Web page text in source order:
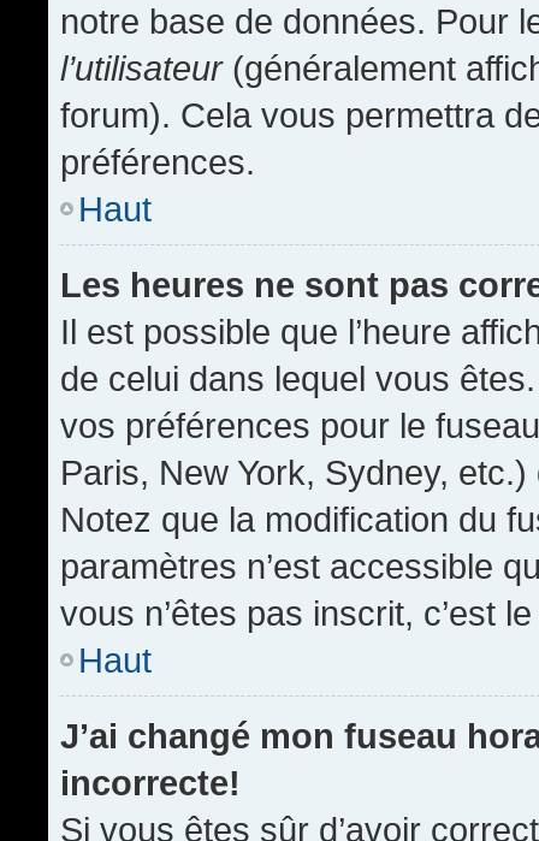
notre base de données. Pour
l’utilisateur(généralement
forum). Cela vous permettra
préférences.
Haut
Les heures ne sont pas
Il est possible que l’heure
de celui dans lequel vous
vos préférences pour le
Paris, New York, Sydney,
Notez que la modification du
paramètres n’est accessible
vous n’êtes pas inscrit, c’est
Haut
J’ai changé mon fuseau
incorrecte!
Si vous êtes sûr d’avoir